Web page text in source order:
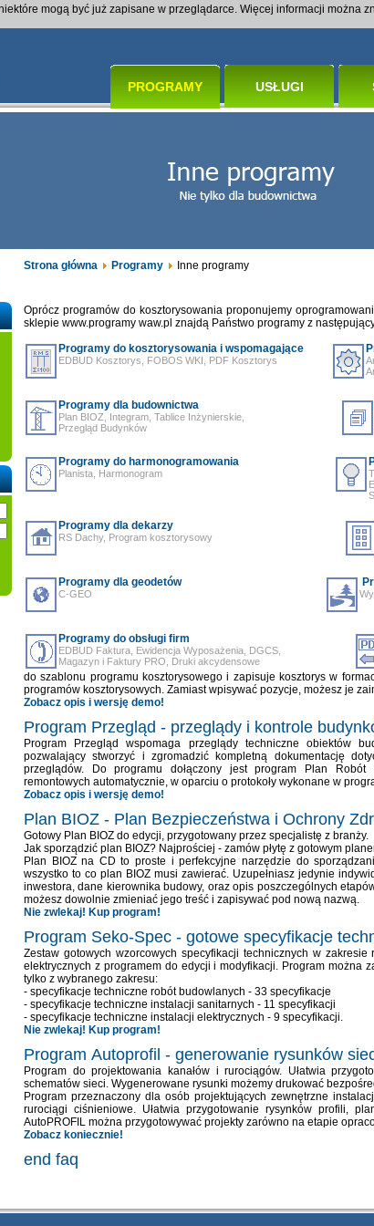
PROGRAMY USŁUGI
Strona główna Programy Inne programy
Oprócz programów do kosztorysowania proponujemy
sklepie www.programy waw.pl znajdą Państwo programy z
Programy do kosztorysowania i wspomagające
EDBUD Kosztorys, FOBOS WKI, PDF Kosztorys
Programy dla budownictwa
Plan BIOZ, Integram, Tablice Inżynierskie,
Przegląd Budynków
Programy do harmonogramowania
Planista, Harmonogram
Programy dla dekarzy
RS Dachy, Program kosztorysowy
Programy dla geodetów
C-GEO
Programy do obsługi firm
EDBUD Faktura, Ewidencja Wyposażenia, DGCS,
Magazyn i Faktury PRO, Druki akcydensowe
do szablonu programu kosztorysowego i zapisuje kosztorys w
programów kosztorysowych. Zamiast wpisywać pozycje, możesz je
Zobacz opis i wersję demo!
Program Przegląd - przeglądy i kontrole
Program Przegląd wspomaga przeglądy techniczne obiektów
pozwalający stworzyć i zgromadzić kompletną dokumentację
przeglądów. Do programu dołączony jest program Plan
remontowych automatycznie, w oparciu o protokoły wykonane w
Zobacz opis i wersję demo!
Plan BIOZ - Plan Bezpieczeństwa i Ochrony
Gotowy Plan BIOZ do edycji, przygotowany przez specjalistę z branży.
Jak sporządzić plan BIOZ? Najprościej - zamów płytę z gotowym
Plan BIOZ na CD to proste i perfekcyjne narzędzie do
wszystko to co plan BIOZ musi zawierać. Uzupełniasz jedynie
inwestora, dane kierownika budowy, oraz opis poszczególnych
możesz dowolnie zmieniać jego treść i zapisywać pod nową nazwą.
Nie zwlekaj! Kup program!
Program Seko-Spec - gotowe specyfikacje
Zestaw gotowych wzorcowych specyfikacji technicznych w
elektrycznych z programem do edycji i modyfikacji. Program można
tylko z wybranego zakresu:
- specyfikacje techniczne robót budowlanych - 33 specyfikacje
- specyfikacje techniczne instalacji sanitarnych - 11 specyfikacji
- specyfikacje techniczne instalacji elektrycznych - 9 specyfikacji.
Nie zwlekaj! Kup program!
Program Autoprofil - generowanie rysunków
Program do projektowania kanałów i rurociągów. Ułatwia
schematów sieci. Wygenerowane rysunki możemy drukować
Program przeznaczony dla osób projektujących zewnętrzne
rurociągi ciśnieniowe. Ułatwia przygotowanie rysynków profili,
AutoPROFIL można przygotowywać projekty zarówno na etapie
Zobacz koniecznie!
end faq
mogą być już zapisane w przeglądarce. Więcej informacji można